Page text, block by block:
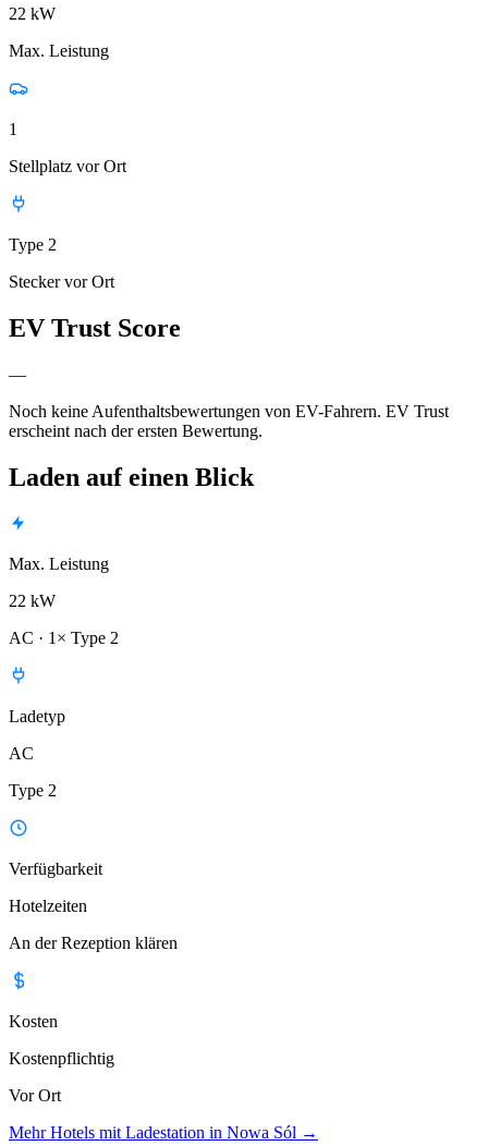
22 kW
Max. Leistung
1
Stellplatz vor Ort
Type 2
Stecker vor Ort
EV Trust Score
—
Noch keine Aufenthaltsbewertungen von EV-Fahrern. EV Trust
erscheint nach der ersten Bewertung.
Laden auf einen Blick
Max. Leistung
22 kW
AC · 1× Type 2
Ladetyp
AC
Type 2
Verfügbarkeit
Hotelzeiten
An der Rezeption klären
Kosten
Kostenpflichtig
Vor Ort
Mehr Hotels mit Ladestation in Nowa Sól →